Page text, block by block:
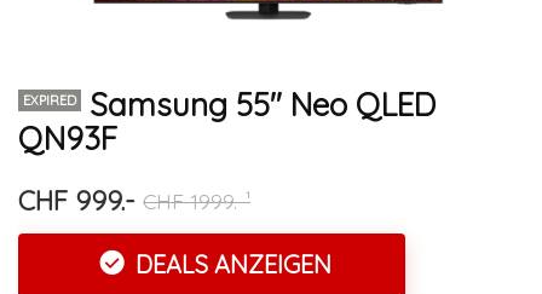
EXPIRED
Samsung 55″ Neo QLED
QN93F
CHF 999.- CHF 1999.-¹
DEALS ANZEIGEN